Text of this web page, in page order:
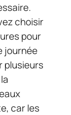
choisir
pour
journée
plusieurs
car les